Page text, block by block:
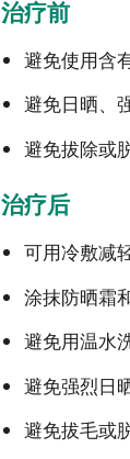
治疗前
避免使用含
避免日晒、
避免拔除或
治疗后
可用冷敷减
涂抹防晒霜
避免用温水
避免强烈日
避免拔毛或